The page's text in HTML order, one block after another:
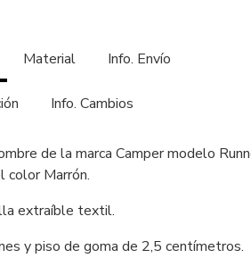
Material Info. Envío
Info. Cambios
de la marca Camper modelo
color Marrón.
extraíble textil.
y piso de goma de 2,5 centímetros.